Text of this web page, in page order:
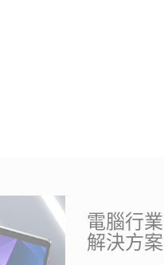
電腦行
解決方案